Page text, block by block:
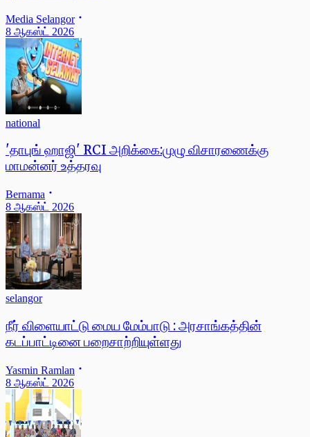
Media Selangor
8 ஆகஸ்ட் 2026
national
'தாபுங் ஹாஜி' RCI அறிக்கை:முழு விசாரணைக்கு
மாமன்னர் உத்தரவு
Bernama
8 ஆகஸ்ட் 2026
selangor
நீர் விளையாட்டு மைய மேம்பாடு : அரசாங்கத்தின்
கடப்பாட்டினை பறைசாற்றியுள்ளது
Yasmin Ramlan
8 ஆகஸ்ட் 2026